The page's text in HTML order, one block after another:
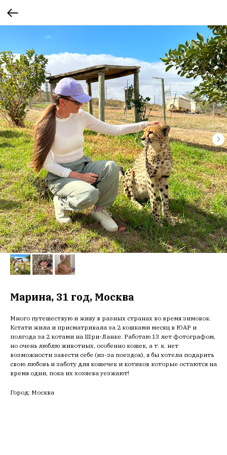
Марина, 31 год, Москва
Много путешествую и живу в разных странах во время зимовок.
Кстати жила и присматривала за 2 кошками месяц в ЮАР и
полгода за 2 котами на Шри-Ланке. Работаю 13 лет фотографом,
но очень люблю животных, особенно кошек, а т. к. нет
возможности завести себе (из-за поездок), я бы хотела подарить
свою любовь и заботу для кошечек и котиков которые остаются на
время одни, пока их хозяева уезжают!
Город: Москва